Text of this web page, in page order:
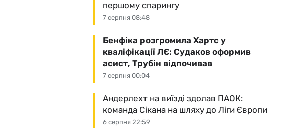
7 серпня 08:48
першому спарингу
7 серпня 00:04
Бенфіка розгромила Хартс у
кваліфікації ЛЄ: Судаков оформив
асист, Трубін відпочивав
6 серпня 22:59
Андерлехт на виїзді здолав ПАОК:
команда Сікана на шляху до Ліги Європи